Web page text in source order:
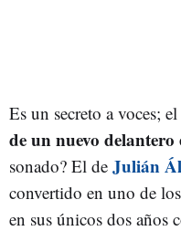
Es un secreto a voces;
de un nuevo delantero
sonado? El de Julián
convertido en uno de
en sus únicos dos años